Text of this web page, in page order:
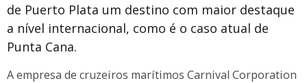
de Puerto Plata um destino com maior destaque
a nível internacional, como é o caso atual de
Punta Cana.
A empresa de cruzeiros marítimos Carnival Corporation